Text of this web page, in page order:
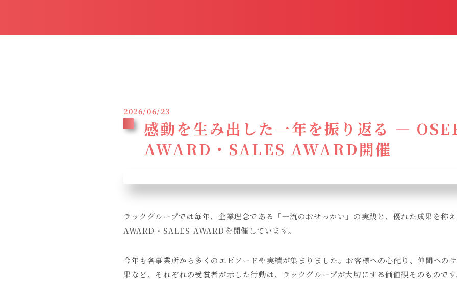
2026/06/23
感動を生み出した一年を振り返る ―
AWARD・SALES AWARD開催
ラックグループでは毎年、企業理念である「一流のおせっかい」の実践と、優れた成果を称
AWARD・SALES AWARDを開催しています。
今年も各事業所から多くのエピソードや実績が集まりました。お客様への心配り、仲間への
果など、それぞれの受賞者が示した行動は、ラックグループが大切にする価値観そのものです